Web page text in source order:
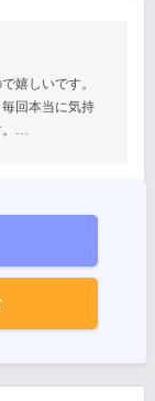
嬉しいです。
回本当に気持
…